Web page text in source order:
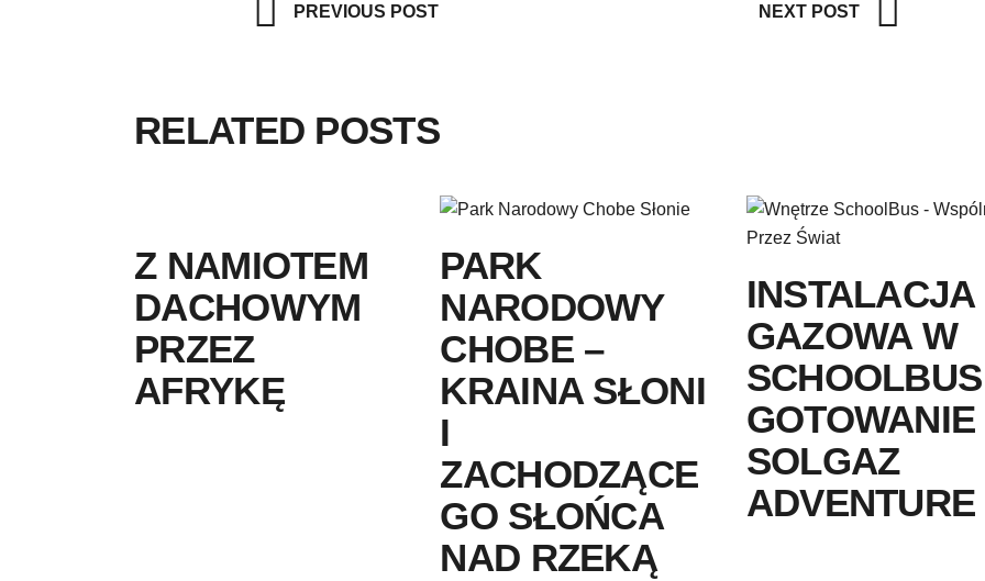
PREVIOUS POST NEXT POST
RELATED POSTS
Z NAMIOTEM
DACHOWYM
PRZEZ
AFRYKĘ
PARK
NARODOWY
CHOBE –
KRAINA SŁONI
I
ZACHODZĄCE
GO SŁOŃCA
NAD RZEKĄ
INSTALACJA
GAZOWA W
GOTOWANIE
SOLGAZ
ADVENTURE